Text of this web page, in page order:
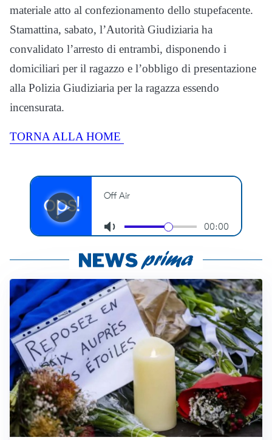
materiale atto al confezionamento dello stupefacente.
Stamattina, sabato, l’Autorità Giudiziaria ha
convalidato l’arresto di entrambi, disponendo i
domiciliari per il ragazzo e l’obbligo di presentazione
alla Polizia Giudiziaria per la ragazza essendo
incensurata.
TORNA ALLA HOME